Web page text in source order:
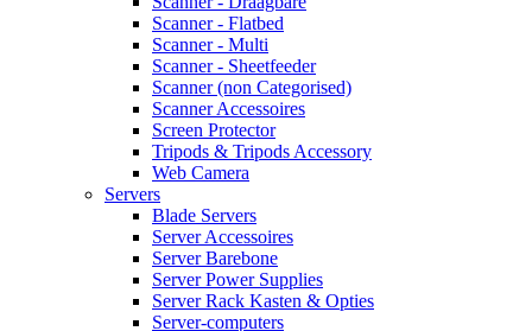
Scanner - Flatbed
Scanner - Multi
Scanner - Sheetfeeder
Scanner (non Categorised)
Scanner Accessoires
Screen Protector
Tripods & Tripods Accessory
Web Camera
Servers
Blade Servers
Server Accessoires
Server Barebone
Server Power Supplies
Server Rack Kasten & Opties
Server-computers